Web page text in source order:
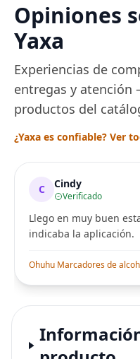
Opiniones
Yaxa
Experiencias de
entregas y
productos del
¿Yaxa es confiable? Ver
C Cindy
Verificado
Llego en muy buen
indicaba la aplicación.